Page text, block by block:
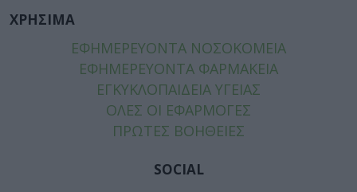
ΧΡΗΣΙΜΑ
ΕΦΗΜΕΡΕΥΟΝΤΑ ΝΟΣΟΚΟΜΕΙΑ
ΕΦΗΜΕΡΕΥΟΝΤΑ ΦΑΡΜΑΚΕΙΑ
ΕΓΚΥΚΛΟΠΑΙΔΕΙΑ ΥΓΕΙΑΣ
ΟΛΕΣ ΟΙ ΕΦΑΡΜΟΓΕΣ
ΠΡΩΤΕΣ ΒΟΗΘΕΙΕΣ
SOCIAL